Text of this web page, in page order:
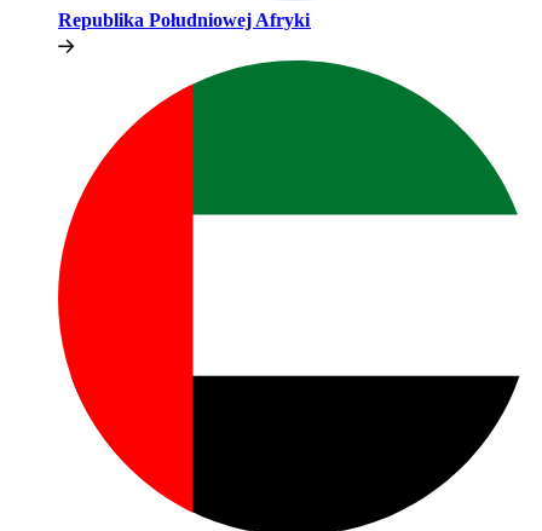
Republika Południowej Afryki​​